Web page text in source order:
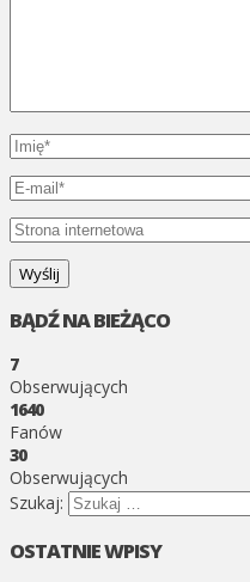
BĄDŹ NA BIEŻĄCO
7
Obserwujących
1640
Fanów
30
Obserwujących
Szukaj:
OSTATNIE WPISY